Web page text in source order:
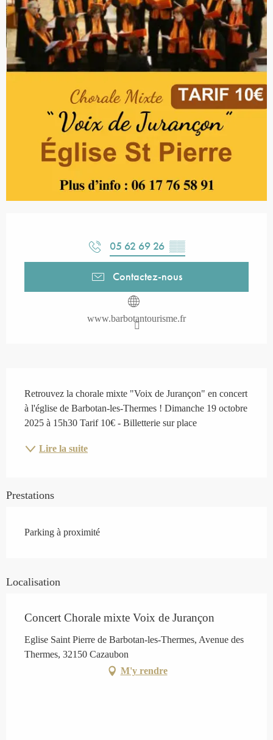
05 62 69 26 ▒▒
Contactez-nous
www.barbotantourisme.fr
Retrouvez la chorale mixte "Voix de Jurançon" en concert
à l'église de Barbotan-les-Thermes ! Dimanche 19 octobre
2025 à 15h30 Tarif 10€ - Billetterie sur place
Lire la suite
Prestations
Parking à proximité
Localisation
Concert Chorale mixte Voix de Jurançon
Eglise Saint Pierre de Barbotan-les-Thermes, Avenue des
Thermes, 32150 Cazaubon
M'y rendre